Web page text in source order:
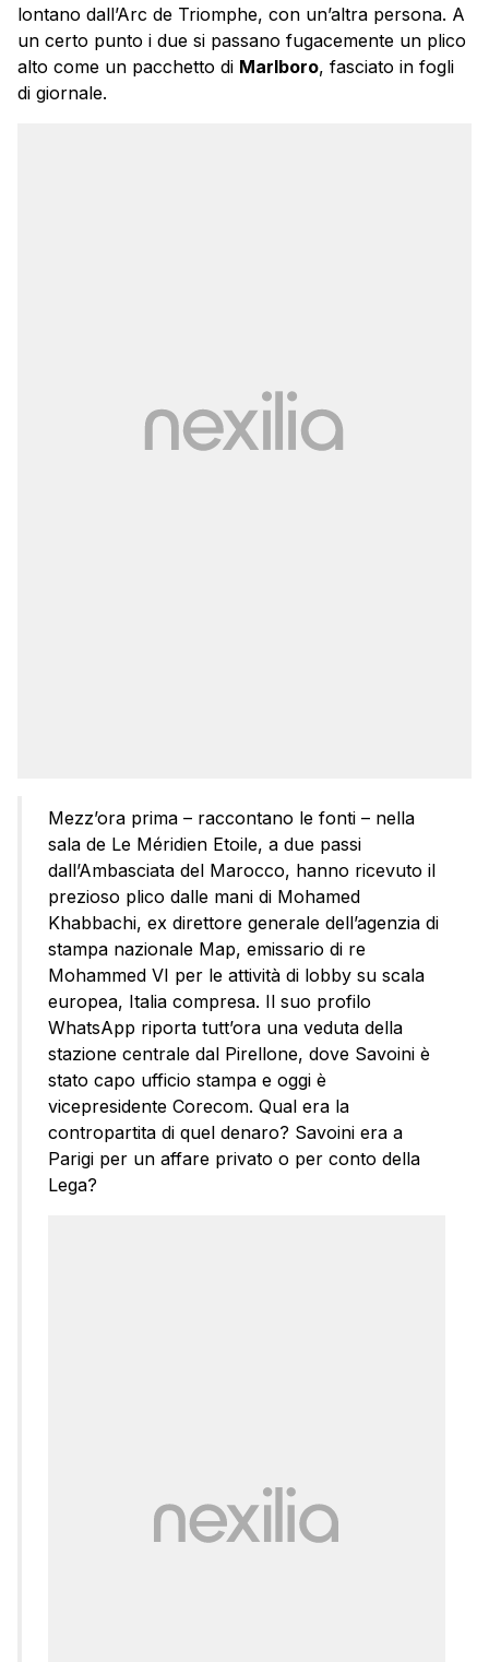
lontano dall’Arc de Triomphe, con un’altra persona. A
un certo punto i due si passano fugacemente un plico
alto come un pacchetto di Marlboro, fasciato in fogli
di giornale.
Mezz’ora prima – raccontano le fonti – nella
sala de Le Méridien Etoile, a due passi
dall’Ambasciata del Marocco, hanno ricevuto il
prezioso plico dalle mani di Mohamed
Khabbachi, ex direttore generale dell’agenzia di
stampa nazionale Map, emissario di re
Mohammed VI per le attività di lobby su scala
europea, Italia compresa. Il suo profilo
WhatsApp riporta tutt’ora una veduta della
stazione centrale dal Pirellone, dove Savoini è
stato capo ufficio stampa e oggi è
vicepresidente Corecom. Qual era la
contropartita di quel denaro? Savoini era a
Parigi per un affare privato o per conto della
Lega?